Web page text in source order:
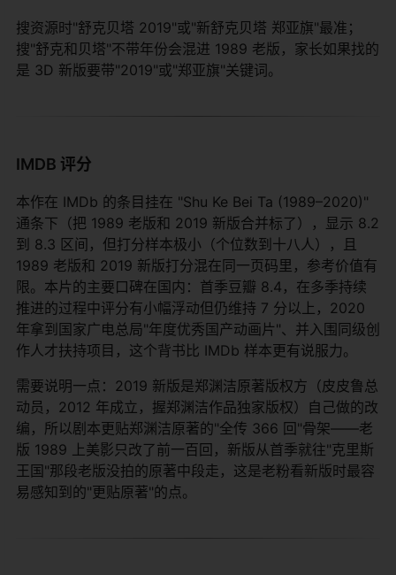
搜资源时"舒克贝塔 2019"或"新舒克贝塔 郑亚旗"最准；
搜"舒克和贝塔"不带年份会混进 1989 老版，家长如果找的
是 3D 新版要带"2019"或"郑亚旗"关键词。
IMDB 评分
本作在 IMDb 的条目挂在 "Shu Ke Bei Ta (1989–2020)"
通条下（把 1989 老版和 2019 新版合并标了），显示 8.2
到 8.3 区间，但打分样本极小（个位数到十八人），且
1989 老版和 2019 新版打分混在同一页码里，参考价值有
限。本片的主要口碑在国内：首季豆瓣 8.4，在多季持续
推进的过程中评分有小幅浮动但仍维持 7 分以上，2020
年拿到国家广电总局"年度优秀国产动画片"、并入围同级创
作人才扶持项目，这个背书比 IMDb 样本更有说服力。
需要说明一点：2019 新版是郑渊洁原著版权方（皮皮鲁总
动员，2012 年成立，握郑渊洁作品独家版权）自己做的改
编，所以剧本更贴郑渊洁原著的"全传 366 回"骨架——老
版 1989 上美影只改了前一百回，新版从首季就往"克里斯
王国"那段老版没拍的原著中段走，这是老粉看新版时最容
易感知到的"更贴原著"的点。